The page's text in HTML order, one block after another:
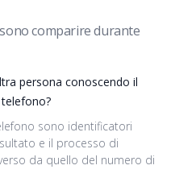
comparire durante
persona conoscendo il
sono identificatori
e il processo di
da quello del numero di